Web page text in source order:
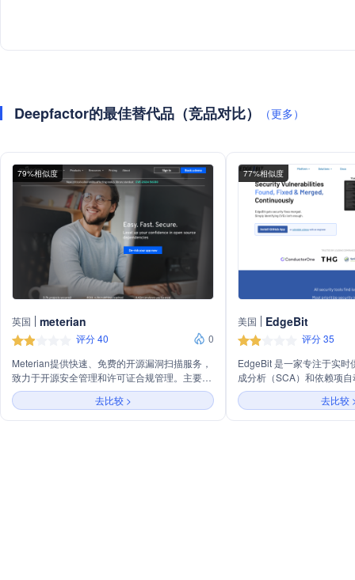
Deepfactor的最佳替代品（竞品对比） （更多）
79%相似度
英国 meterian
评分 40
0
Meterian提供快速、免费的开源漏洞扫描服务，
致力于开源安全管理和许可证合规管理。主要产
品包括代码库扫描器BOSS、容器扫描器
BOSSC、基础设施即代码扫描器ISAAC和数据
源KIWI。Meterian支持多种编程语言项目的安全
去比较 >
77%相似度
美国 EdgeBit
评分 35
EdgeBit 是一家专注于实时
成分析（SCA）和依赖项
提供全面的平台，帮助企
全漏洞，确保软件依赖项
供应链法规要求。我们的
去比较